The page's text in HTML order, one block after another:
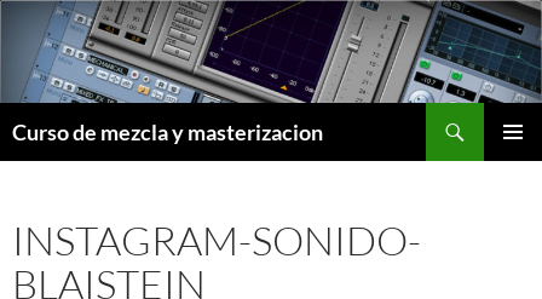
contenido
Curso de mezcla y masterizacion
INSTAGRAM-SONIDO-
BLAISTEIN